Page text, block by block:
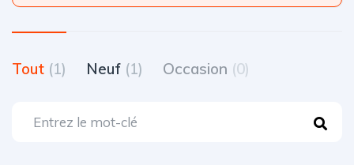
Tout (1) Neuf (1) Occasion (0)